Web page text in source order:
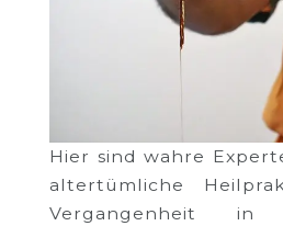
Hier sind wahre
altertümliche
Vergangenheit